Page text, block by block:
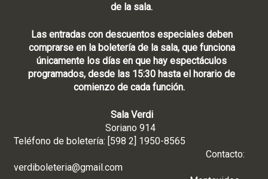
de la sala.
Las entradas con descuentos especiales deben
comprarse en la boletería de la sala, que funciona
únicamente los días en que hay espectáculos
programados, desde las 15:30 hasta el horario de
comienzo de cada función.
Sala Verdi
Soriano 914
Teléfono de boletería: [598 2] 1950-8565
Contacto:
verdiboleteria@gmail.com